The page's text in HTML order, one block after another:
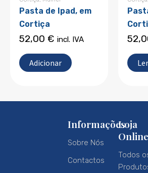
Pasta de Ipad, em
Cortiça
52,00 € incl. IVA
Adicionar
Informações
Sobre Nós
Contactos
Loja
Online
Todos